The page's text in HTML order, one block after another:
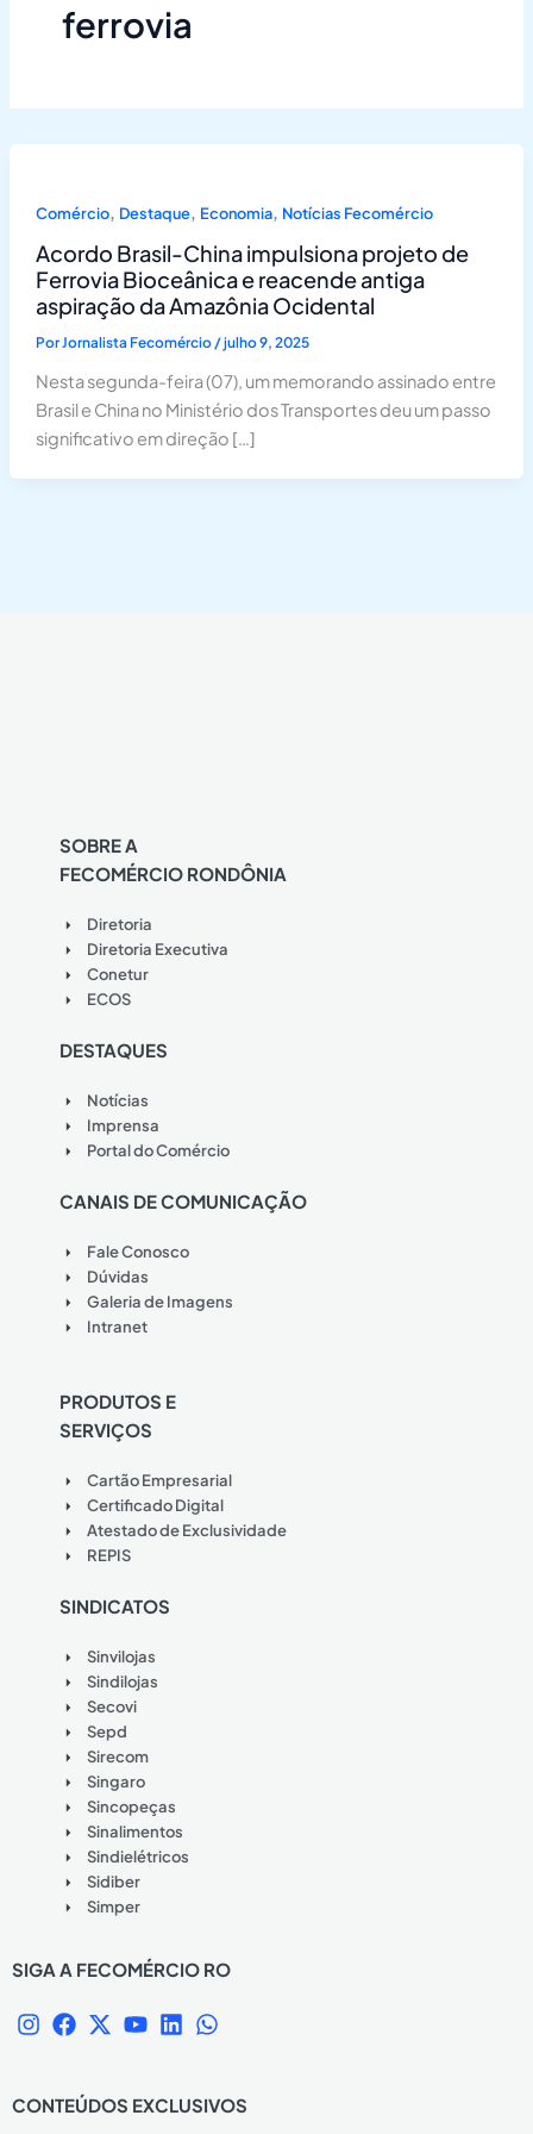
ferrovia
Comércio, Destaque, Economia, Notícias Fecomércio
Acordo Brasil-China impulsiona projeto de
Ferrovia Bioceânica e reacende antiga
aspiração da Amazônia Ocidental
PorJornalista Fecomércio/julho 9, 2025
Nesta segunda-feira (07), um memorando assinado entre
Brasil e China no Ministério dos Transportes deu um passo
significativo em direção […]
SOBRE A
FECOMÉRCIO RONDÔNIA
Diretoria
Diretoria Executiva
Conetur
ECOS
DESTAQUES
Notícias
Imprensa
Portal do Comércio
CANAIS DE COMUNICAÇÃO
Fale Conosco
Dúvidas
Galeria de Imagens
Intranet
PRODUTOS E
SERVIÇOS
Cartão Empresarial
Certificado Digital
Atestado de Exclusividade
REPIS
SINDICATOS
Sinvilojas
Sindilojas
Secovi
Sepd
Sirecom
Singaro
Sincopeças
Sinalimentos
Sindielétricos
Sidiber
Simper
SIGA A FECOMÉRCIO RO
I
n
a
F
a
b
X
-
i
Y
o
u
L
i
e
W
h
s
CONTEÚDOS EXCLUSIVOS